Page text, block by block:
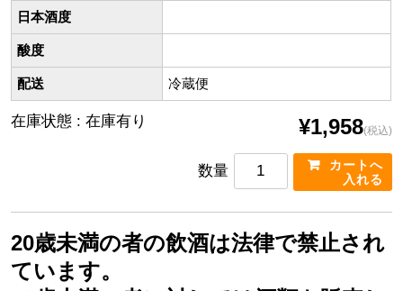
日本酒度
酸度
配送 冷蔵便
在庫状態 : 在庫有り ¥1,958(税込)
数量
20歳未満の者の飲酒は法律で禁止され
ています。